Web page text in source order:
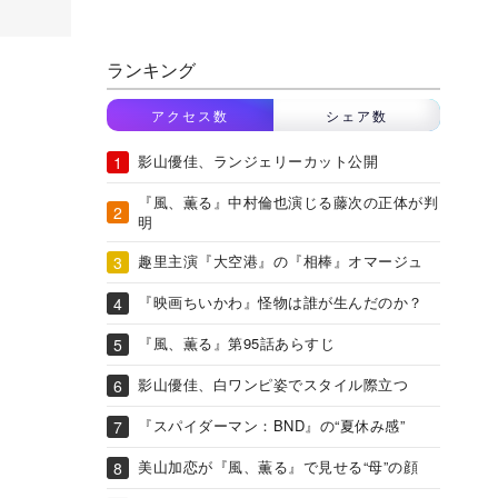
ランキング
アクセス数 シェア数
影山優佳、ランジェリーカット公開
『風、薫る』中村倫也演じる藤次の正体が判
明
趣里主演『大空港』の『相棒』オマージュ
『映画ちいかわ』怪物は誰が生んだのか？
『風、薫る』第95話あらすじ
影山優佳、白ワンピ姿でスタイル際立つ
『スパイダーマン：BND』の“夏休み感”
美山加恋が『風、薫る』で見せる“母”の顔